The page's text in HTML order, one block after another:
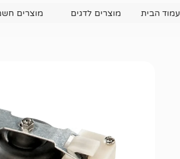
לדגים מוצרים חשמליים לאקווריום